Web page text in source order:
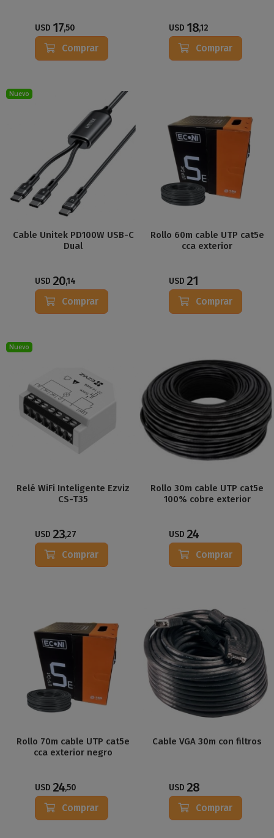
USD 17,50
Comprar
USD 18,12
Comprar
Nuevo
Cable Unitek PD100W USB-C
Dual
USD 20,14
Comprar
Rollo 60m cable UTP cat5e
cca exterior
USD 21
Comprar
Nuevo
Relé WiFi Inteligente Ezviz
CS-T35
USD 23,27
Comprar
Rollo 30m cable UTP cat5e
100% cobre exterior
USD 24
Comprar
Rollo 70m cable UTP cat5e
cca exterior negro
USD 24,50
Comprar
Cable VGA 30m con filtros
USD 28
Comprar